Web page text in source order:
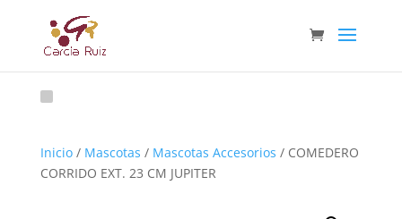
Inicio/ Mascotas / Mascotas Accesorios / COMEDERO
CORRIDO EXT. 23 CM JUPITER